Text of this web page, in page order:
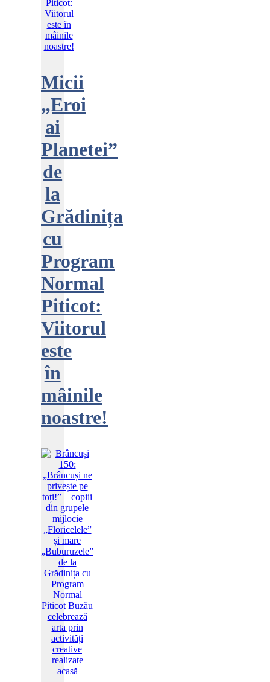
Micii
„Eroi
ai
Planetei”
de
la
Grădinița
cu
Program
Normal
Piticot:
Viitorul
este
în
mâinile
noastre!